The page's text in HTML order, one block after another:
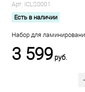
Арт. ICLS0001
Есть в наличии
Набор для
3 599 руб.